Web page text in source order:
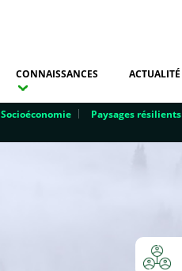
CONNAISSANCES ACTUALITÉ
Socioéconomie Paysages résilients